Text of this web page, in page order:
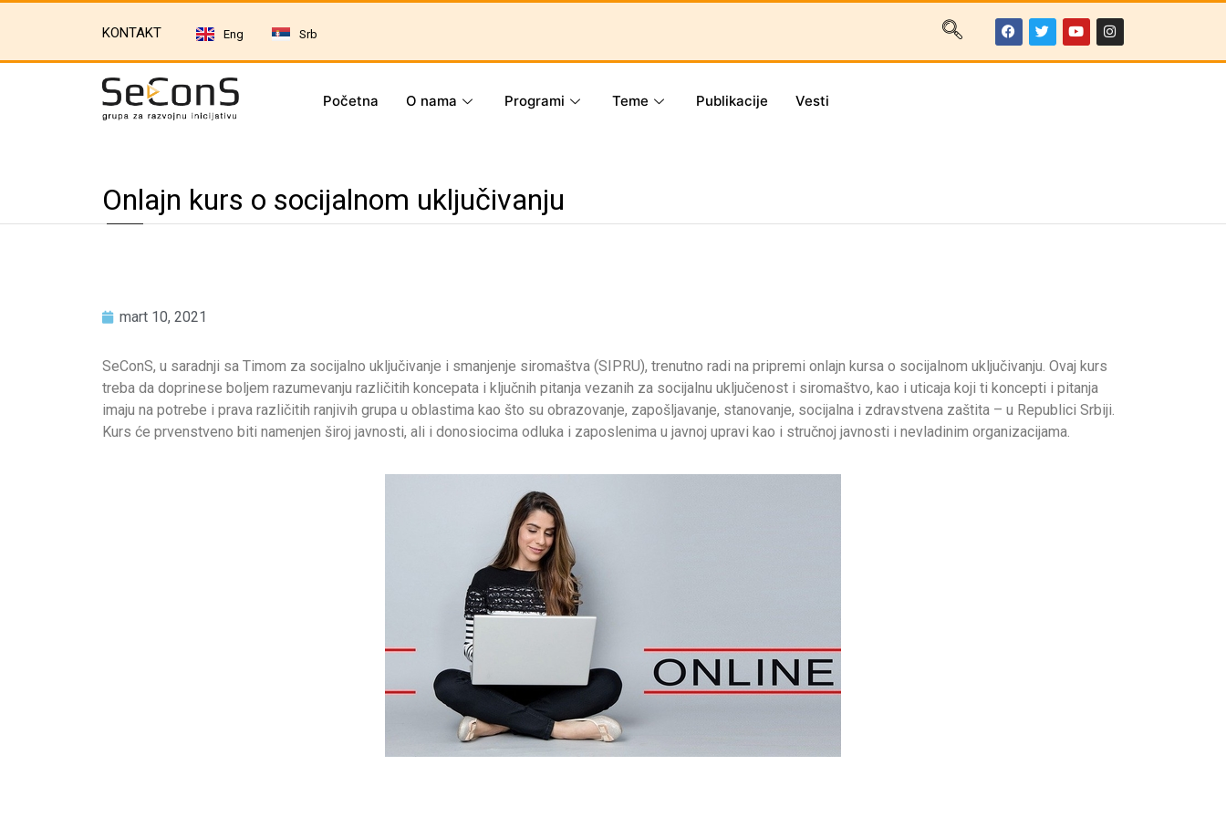
KONTAKT Eng Srb
Početna O nama Programi Teme Publikacije Vesti
Onlajn kurs o socijalnom uključivanju
mart 10, 2021
SeConS, u saradnji sa Timom za socijalno uključivanje i smanjenje siromaštva (SIPRU), trenutno radi na pripremi onlajn kursa o socijalnom uključivanju. Ovaj kurs
treba da doprinese boljem razumevanju različitih koncepata i ključnih pitanja vezanih za socijalnu uključenost i siromaštvo, kao i uticaja koji ti koncepti i pitanja
imaju na potrebe i prava različitih ranjivih grupa u oblastima kao što su obrazovanje, zapošljavanje, stanovanje, socijalna i zdravstvena zaštita – u Republici Srbiji.
Kurs će prvenstveno biti namenjen široj javnosti, ali i donosiocima odluka i zaposlenima u javnoj upravi kao i stručnoj javnosti i nevladinim organizacijama.